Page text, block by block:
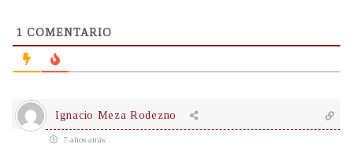
1 COMENTARIO
Ignacio Meza Rodezno
7 años atrás